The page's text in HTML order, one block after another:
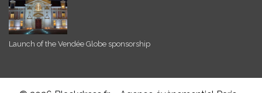
Launch of the Vendée Globe sponsorship